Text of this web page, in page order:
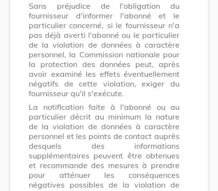
Sans préjudice de l'obligation du
fournisseur d'informer l'abonné et le
particulier concerné, si le fournisseur n'a
pas déjà averti l'abonné ou le particulier
de la violation de données à caractère
personnel, la Commission nationale pour
la protection des données peut, après
avoir examiné les effets éventuellement
négatifs de cette violation, exiger du
fournisseur qu'il s'exécute.
La notification faite à l'abonné ou au
particulier décrit au minimum la nature
de la violation de données à caractère
personnel et les points de contact auprès
desquels des informations
supplémentaires peuvent être obtenues
et recommande des mesures à prendre
pour atténuer les conséquences
négatives possibles de la violation de